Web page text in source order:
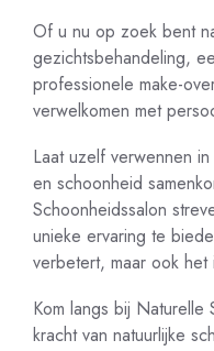
Of u nu op zoek bent
gezichtsbehandeling,
professionele make-
verwelkomen met
Laat uzelf verwennen
en schoonheid
Schoonheidssalon
unieke ervaring te
verbetert, maar ook
Kom langs bij Naturelle
kracht van natuurlijke